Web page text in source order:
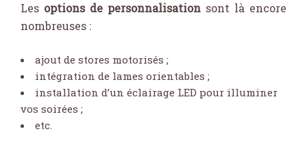
Les options de personnalisation sont là encore
nombreuses :
ajout de stores motorisés ;
intégration de lames orientables ;
installation d’un éclairage LED pour illuminer
vos soirées ;
etc.